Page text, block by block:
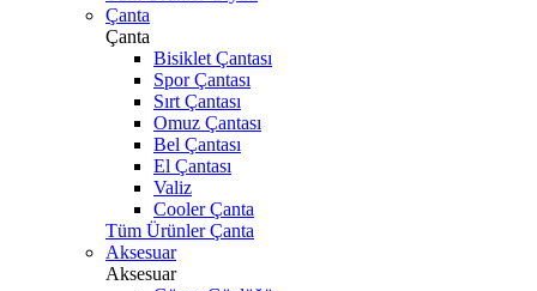
Çanta
Çanta
Bisiklet Çantası
Spor Çantası
Sırt Çantası
Omuz Çantası
Bel Çantası
El Çantası
Valiz
Cooler Çanta
Tüm Ürünler Çanta
Aksesuar
Aksesuar